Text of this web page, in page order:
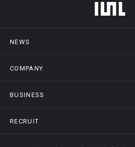
フッターメニ
NEWS
ニュース
COMPANY
会社概要
BUSINESS
事業情報トップ
RECRUIT